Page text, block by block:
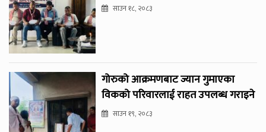
साउन १८, २०८३
गोरुको आक्रमणबाट ज्यान गुमाएका
विकको परिवारलाई राहत उपलब्ध गराइने
साउन १९, २०८३